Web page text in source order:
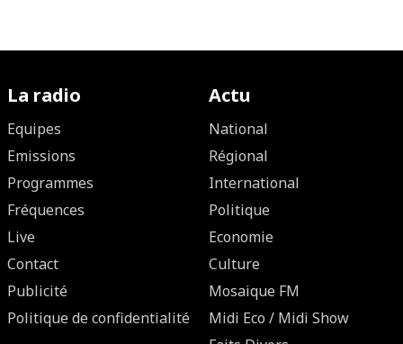
La radio
Equipes
Emissions
Programmes
Fréquences
Live
Contact
Publicité
Politique de confidentialité
Actu
National
Régional
International
Politique
Economie
Culture
Mosaique FM
Midi Eco / Midi Show